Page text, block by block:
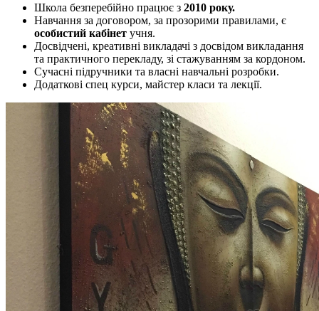
Школа безперебійно працює з 2010 року.
Навчання за договором, за прозорими правилами, є
особистий кабінет учня.
Досвідчені, креативні викладачі з досвідом викладання
та практичного перекладу, зі стажуванням за кордоном.
Сучасні підручники та власні навчальні розробки.
Додаткові спец курси, майстер класи та лекції.